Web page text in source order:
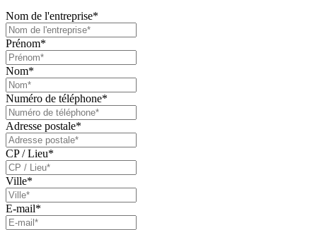
Nom de l'entreprise*
Prénom*
Nom*
Numéro de téléphone*
Adresse postale*
CP / Lieu*
Ville*
E-mail*